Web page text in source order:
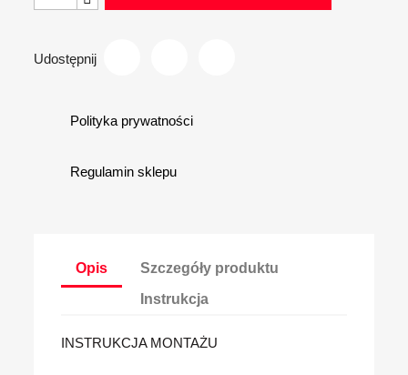
Udostępnij
Polityka prywatności
Regulamin sklepu
Opis
Szczegóły produktu
Instrukcja
INSTRUKCJA MONTAŻU